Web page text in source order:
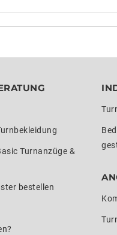
Turnanzüge &
bestellen